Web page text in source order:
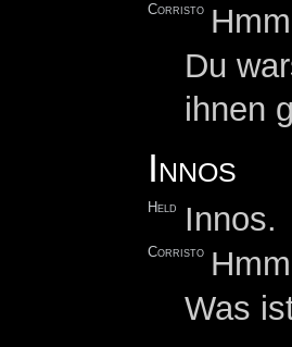
Corristo
Du
ihnen
Innos
Held Innos.
Corristo
Was